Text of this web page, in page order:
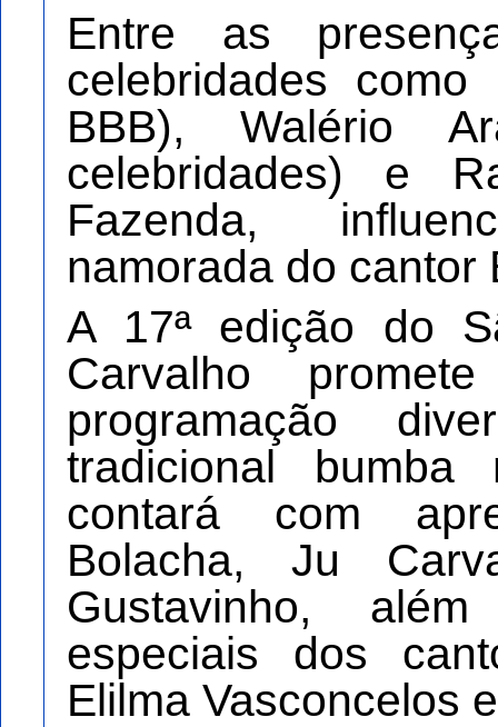
Entre as
celebridades
BBB), Walério
celebridades) e
Fazenda,
namorada do cantor
A 17ª edição do
Carvalho
programação
tradicional
contará com
Bolacha, Ju
Gustavinho,
especiais dos
Elilma Vasconcelos